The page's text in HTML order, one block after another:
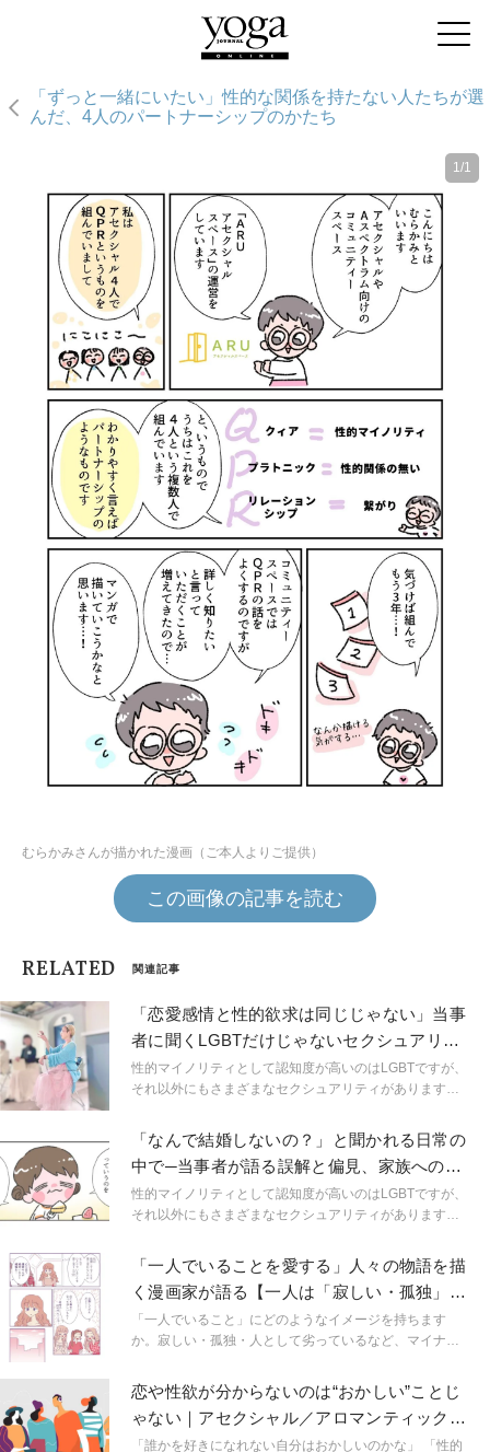
「ずっと一緒にいたい」性的な関係を持たない人たちが選
んだ、4人のパートナーシップのかたち
1/1
むらかみさんが描かれた漫画（ご本人よりご提供）
この画像の記事を読む
RELATED 関連記事
「恋愛感情と性的欲求は同じじゃない」当事
者に聞くLGBTだけじゃないセクシュアリテ
ィの多様性
性的マイノリティとして認知度が高いのはLGBTですが、
それ以外にもさまざまなセクシュアリティがあります。
す。アセクシャル当事者で、当事者向けコミュニティス
ペースを運営する、むらかみさんにお話を伺いました。
「なんで結婚しないの？」と聞かれる日常の
中で─当事者が語る誤解と偏見、家族へのカ
ミングアウト
性的マイノリティとして認知度が高いのはLGBTですが、
それ以外にもさまざまなセクシュアリティがあります。
す。アセクシャル当事者のむらかみさんは、3年半ほど前
から、当事者向けのコミュニティスペースを運営してい
ます。コミュニティスペースのこと、アセクシャルへの
誤解や偏見、そしてむらかみさんご自身のご家族へのカ
ミングアウトについてお伺いしました。
「一人でいることを愛する」人々の物語を描
く漫画家が語る【一人は「寂しい・孤独」で
はない理由】
「一人でいること」にどのようなイメージを持ちます
か。寂しい・孤独・人として劣っているなど、マイナス
リチュード ひとりを愛する人が集まるバー』
（KADOKAWA）では、登場人物がそれぞれ一人でいる
ことを楽しんだり、「一人でいること」に対する思い込
みや偏見に対するモヤモヤを共有したりする様子が描か
恋や性欲が分からないのは“おかしい”ことじ
ゃない｜アセクシャル／アロマンティックと
は
「誰かを好きになれない自分はおかしいのかな」 「性的